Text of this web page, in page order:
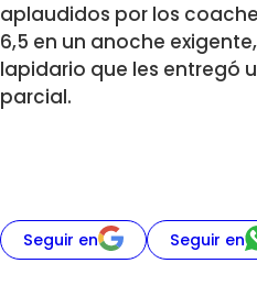
aplaudidos por los
6,5 en un anoche
lapidario que les entregó
parcial.
Seguir en Seguir en